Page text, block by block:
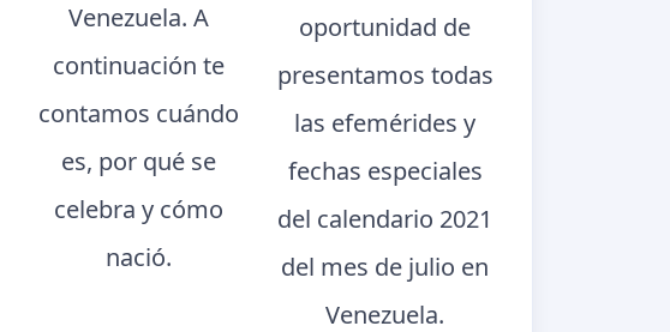
Venezuela. A
continuación te
contamos cuándo
es, por qué se
celebra y cómo
nació.
oportunidad de
presentamos todas
las efemérides y
fechas especiales
del calendario 2021
del mes de julio en
Venezuela.